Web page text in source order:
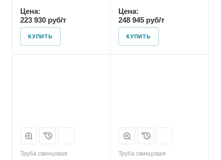
Цена:
223 930 руб/т
КУПИТЬ
Цена:
248 945 руб/т
КУПИТЬ
Труба свинцовая Труба свинцовая